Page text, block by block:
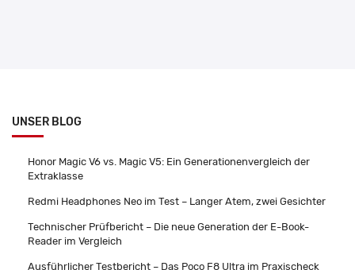
UNSER BLOG
Honor Magic V6 vs. Magic V5: Ein Generationenvergleich der
Extraklasse
Redmi Headphones Neo im Test – Langer Atem, zwei Gesichter
Technischer Prüfbericht – Die neue Generation der E-Book-
Reader im Vergleich
Ausführlicher Testbericht – Das Poco F8 Ultra im Praxischeck